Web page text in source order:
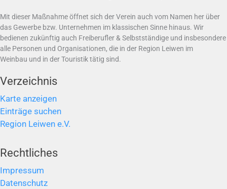
Mit dieser Maßnahme öffnet sich der Verein auch vom Namen her über
das Gewerbe bzw. Unternehmen im klassischen Sinne hinaus. Wir
bedienen zukünftig auch Freiberufler & Selbstständige und insbesondere
alle Personen und Organisationen, die in der Region Leiwen im
Weinbau und in der Touristik tätig sind.
Verzeichnis
Karte anzeigen
Einträge suchen
Region Leiwen e.V.
Rechtliches
Impressum
Datenschutz